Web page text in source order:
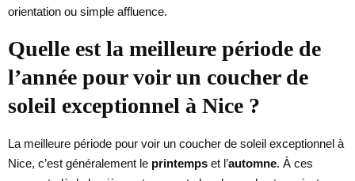
orientation ou simple affluence.
Quelle est la meilleure période de
l’année pour voir un coucher de
soleil exceptionnel à Nice ?
La meilleure période pour voir un coucher de soleil exceptionnel à
Nice, c’est généralement le printemps et l’automne. À ces